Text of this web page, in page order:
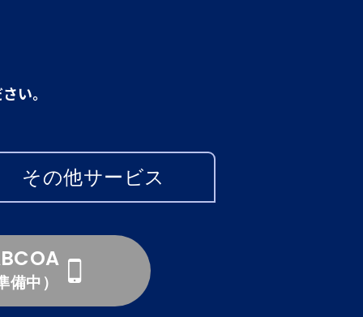
い。
その他サービス
備中）